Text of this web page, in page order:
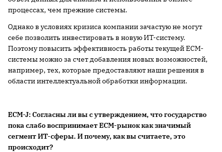
процессах, чем прежние системы.
Однако в условиях кризиса компании зачастую не могут
себе позволить инвестировать в новую ИТ-систему.
Поэтому повысить эффективность работы текущей ECM-
системы можно за счет добавления новых возможностей,
например, тех, которые предоставляют наши решения в
области интеллектуальной обработки информации.
ECM-J: Согласны ли вы с утверждением, что государство
пока слабо воспринимаетECM-рынок как значимый
сегмент ИТ-сферы. И почему, как вы считаете, это
происходит?